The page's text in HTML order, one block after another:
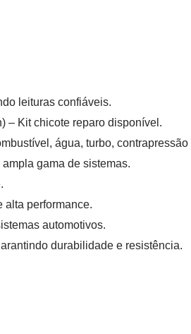
leituras confiáveis.
– Kit chicote reparo disponível.
água, turbo,
gama de sistemas.
alta performance.
automotivos.
durabilidade e resistência.